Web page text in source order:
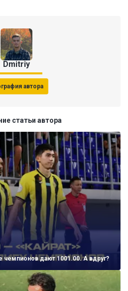
Dmitriy
автора
статьи автора
чемпионов дают 1001.00. А вдруг?